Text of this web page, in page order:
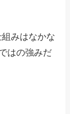
みはなかな
はの強みだ